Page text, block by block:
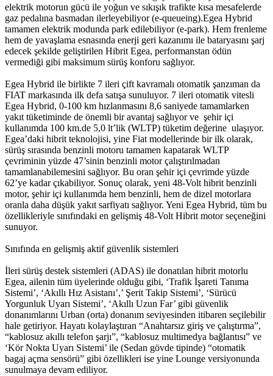
elektrik motorun gücü ile yoğun ve sıkışık trafikte kısa mesafelerde
gaz pedalına basmadan ilerleyebiliyor (e-queueing).Egea Hybrid
tamamen elektrik modunda park edilebiliyor (e-park). Hem frenleme
hem de yavaşlama esnasında enerji geri kazanımı ile bataryasını şarj
edecek şekilde geliştirilen Hibrit Egea, performanstan ödün
vermediği gibi maksimum sürüş konforu sağlıyor.
Egea Hybrid ile birlikte 7 ileri çift kavramalı otomatik şanzıman da
FIAT markasında ilk defa satışa sunuluyor. 7 ileri otomatik vitesli
Egea Hybrid, 0-100 km hızlanmasını 8,6 saniyede tamamlarken
yakıt tüketiminde de önemli bir avantaj sağlıyor ve şehir içi
kullanımda 100 km.de 5,0 lt’lik (WLTP) tüketim değerine ulaşıyor.
Egea’daki hibrit teknolojisi, yine Fiat modellerinde bir ilk olarak,
sürüş sırasında benzinli motoru tamamen kapatarak WLTP
çevriminin yüzde 47’sinin benzinli motor çalıştırılmadan
tamamlanabilemesini sağlıyor. Bu oran şehir içi çevrimde yüzde
62’ye kadar çıkabiliyor. Sonuç olarak, yeni 48-Volt hibrit benzinli
motor, şehir içi kullanımda hem benzinli, hem de dizel motorlara
oranla daha düşük yakıt sarfiyatı sağlıyor. Yeni Egea Hybrid, tüm bu
özellikleriyle sınıfındaki en gelişmiş 48-Volt Hibrit motor seçeneğini
sunuyor.
Sınıfında en gelişmiş aktif güvenlik sistemleri
İleri sürüş destek sistemleri (ADAS) ile donatılan hibrit motorlu
Egea, ailenin tüm üyelerinde olduğu gibi, ‘Trafik İşareti Tanıma
Sistemi’, ‘Akıllı Hız Asistanı’,’ Şerit Takip Sistemi’, ‘Sürücü
Yorgunluk Uyarı Sistemi’, ‘Akıllı Uzun Far’ gibi güvenlik
donanımlarını Urban (orta) donanım seviyesinden itibaren seçilebilir
hale getiriyor. Hayatı kolaylaştıran “Anahtarsız giriş ve çalıştırma”,
“kablosuz akıllı telefon şarjı”, “kablosuz multimedya bağlantısı” ve
‘Kör Nokta Uyarı Sistemi’ ile (Sedan gövde tipinde) “otomatik
bagaj açma sensörü” gibi özellikleri ise yine Lounge versiyonunda
sunulmaya devam ediliyor.